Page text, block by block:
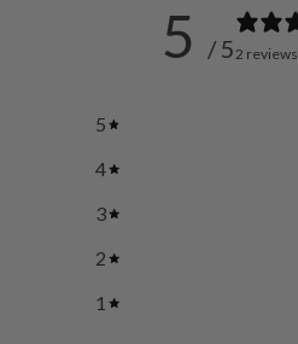
5 / 5 2 reviews
5
4
3
2
1